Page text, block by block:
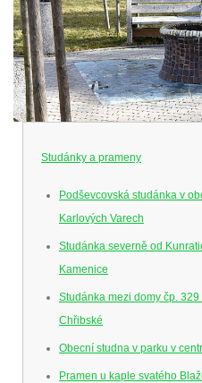
Studánky a prameny
Podševcovská studánka v
Karlových Varech
Studánka severně od
Kamenice
Studánka mezi domy čp. 329
Chřibské
Obecní studna v parku v
Pramen u kaple svatého